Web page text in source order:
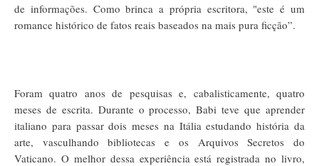
de informações. Como brinca a própria escritora, "este é um
romance histórico de fatos reais baseados na mais pura ficção”.
Foram quatro anos de pesquisas e, cabalisticamente, quatro
meses de escrita. Durante o processo, Babi teve que aprender
italiano para passar dois meses na Itália estudando história da
arte, vasculhando bibliotecas e os Arquivos Secretos do
Vaticano. O melhor dessa experiência está registrada no livro,